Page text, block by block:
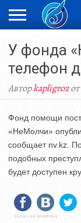
ЖАҢАЛЫҚТАР
НОВОСТИ
ВИДЕО
ОРКЕН
LIVETV
У фонда
телефон
Авторkapligrozот
Фонд помощи
«НеМолчи»
сообщает nv.kz.
подобных
будет доступен
Social Like WordPress